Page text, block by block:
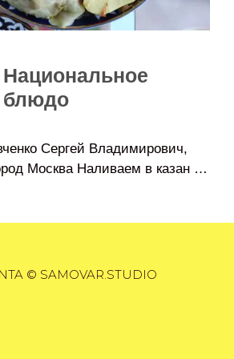
блюдо
Сергей Владимирович,
Москва Наливаем в казан …
© SAMOVAR.STUDIO